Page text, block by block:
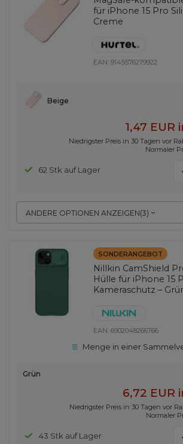
für iPhone 15 Pro
Creme
EAN:9145576279922
ANDERE OPTIONEN ANZEIGEN(3)
Beige
1,47 EUR
Niedrigster Preis in 30 Tagen vor
Normaler
62 Stk auf Lager
SONDERANGEBOT
Nillkin CamShield
Hülle für iPhone 15
Kameraschutz –
EAN:6902048266766
Menge in einer
Grün
6,72 EUR
Niedrigster Preis in 30 Tagen vor
Normaler
43 Stk auf Lager